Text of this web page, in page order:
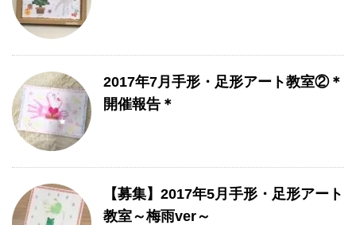
2017年7月手形・足形アート教室②＊
開催報告＊
【募集】2017年5月手形・足形アート
教室～梅雨ver～